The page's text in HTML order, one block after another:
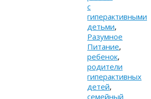
с
гиперактивными
детьми,
Разумное
Питание,
ребенок,
родители
гиперактивных
детей,
семейный